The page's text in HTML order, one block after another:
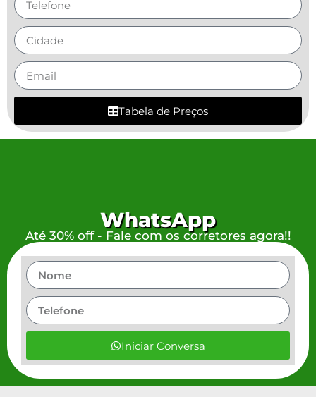
Tabela de Preços
WhatsApp
Até 30% off - Fale com os corretores agora!!
Iniciar Conversa